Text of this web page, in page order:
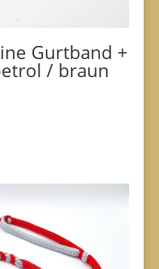
Gurtband +
/ braun